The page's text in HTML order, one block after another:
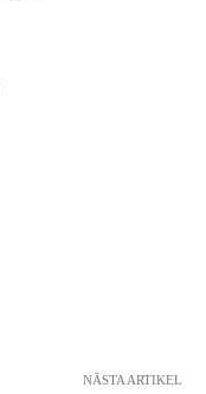
NÄSTA ARTIKEL